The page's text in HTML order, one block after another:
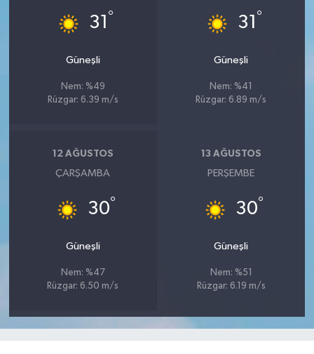
31 °
Güneşli
Nem: %49
Rüzgar: 6.39 m/s
31 °
Güneşli
Nem: %41
Rüzgar: 6.89 m/s
12 AĞUSTOS
ÇARŞAMBA
30°
Güneşli
Nem: %47
Rüzgar: 6.50 m/s
13 AĞUSTOS
PERŞEMBE
30°
Güneşli
Nem: %51
Rüzgar: 6.19 m/s